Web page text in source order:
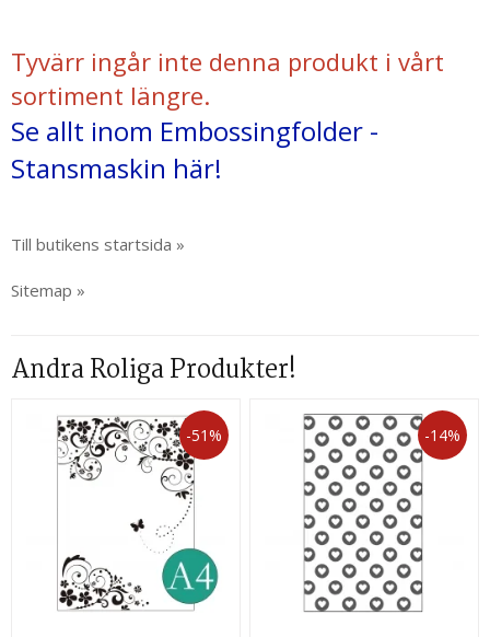
Tyvärr ingår inte denna produkt i vårt
sortiment längre.
Se allt inom Embossingfolder -
Stansmaskin här!
Till butikens startsida »
Sitemap »
Andra Roliga Produkter!
-51% -14%